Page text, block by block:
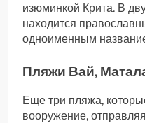
изюминкой Крита. В
находится
одноименным
Пляжи Вай,
Еще три пляжа,
вооружение,